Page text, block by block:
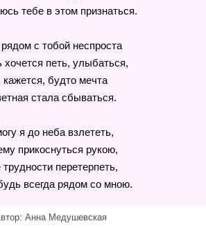
тебе в этом признаться.
с тобой неспроста
хочется петь, улыбаться,
кажется, будто мечта
стала сбываться.
я до неба взлететь,
прикоснуться рукою,
трудности перетерпеть,
всегда рядом со мною.
Анна Медушевская